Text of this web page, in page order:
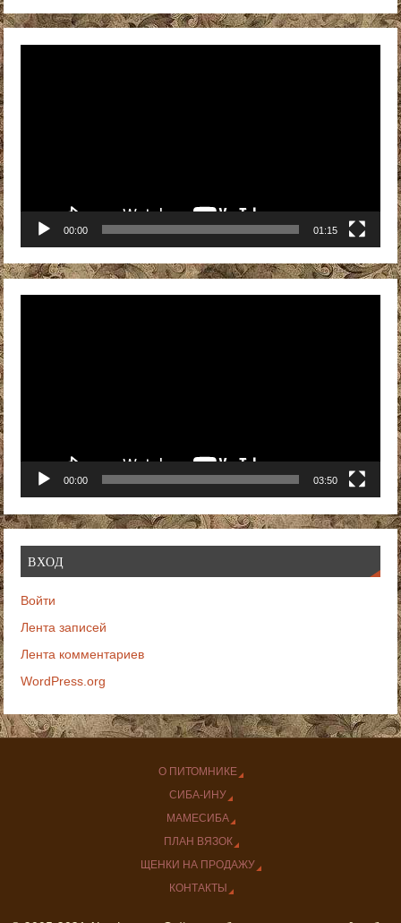
00:00 01:15
00:00 03:50
ВХОД
Войти
Лента записей
Лента комментариев
WordPress.org
О ПИТОМНИКЕ
СИБА-ИНУ
МАМЕСИБА
ПЛАН ВЯЗОК
ЩЕНКИ НА ПРОДАЖУ
КОНТАКТЫ